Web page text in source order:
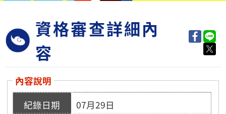
資格審查詳細內
容
內容說明
07月29日